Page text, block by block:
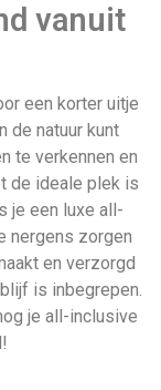
vanuit
een korter uitje
de natuur kunt
te verkennen en
de ideale plek is
je een luxe all-
nergens zorgen
en verzorgd
is inbegrepen.
je all-inclusive